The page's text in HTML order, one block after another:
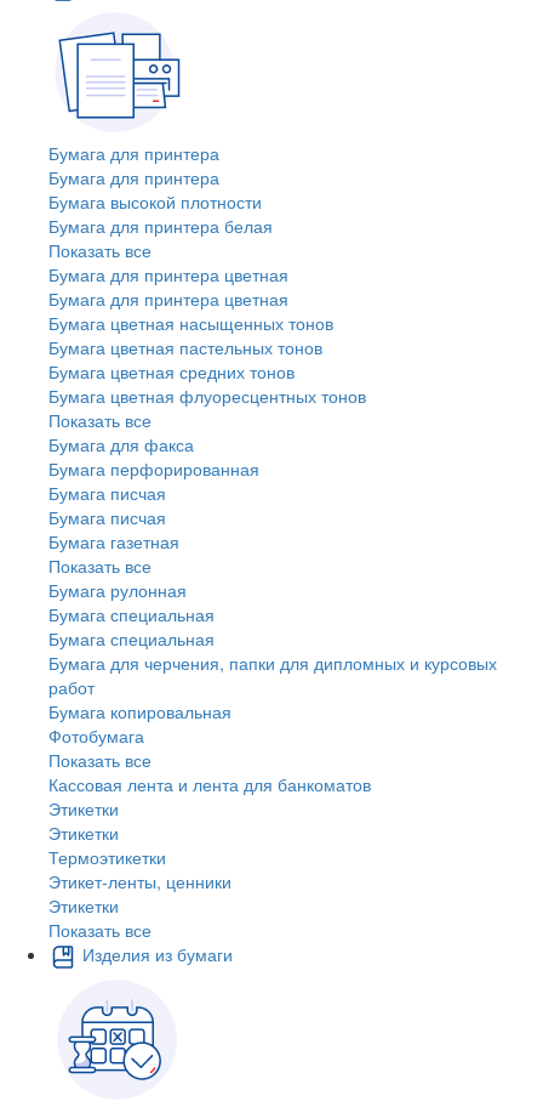
Бумага для принтера
Бумага для принтера
Бумага высокой плотности
Бумага для принтера белая
Показать все
Бумага для принтера цветная
Бумага для принтера цветная
Бумага цветная насыщенных тонов
Бумага цветная пастельных тонов
Бумага цветная средних тонов
Бумага цветная флуоресцентных тонов
Показать все
Бумага для факса
Бумага перфорированная
Бумага писчая
Бумага писчая
Бумага газетная
Показать все
Бумага рулонная
Бумага специальная
Бумага специальная
Бумага для черчения, папки для дипломных и курсовых
работ
Бумага копировальная
Фотобумага
Показать все
Кассовая лента и лента для банкоматов
Этикетки
Этикетки
Термоэтикетки
Этикет-ленты, ценники
Этикетки
Показать все
Изделия из бумаги